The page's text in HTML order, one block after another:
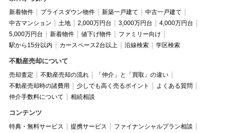
新着物件 プライスダウン物件 新築一戸建て
中古一戸建て
中古マンション
土地 2,000万円台 3,000万円台
4,000万円台
5,000万円台
新着物件 値下げ物件
ファミリー向け
駅から15分以内
カースペース2台以上 沿線検索 学区検索
不動産売却について
売却査定 不動産売却の流れ
「仲介」と「買取」の違い
不動産売却時の諸費用
少しでも高く売るポイント
よくある質問
仲介手数料について
相続相談
コンテンツ
特典・無料サービス 提携サービス
ファイナンシャルプラン相談